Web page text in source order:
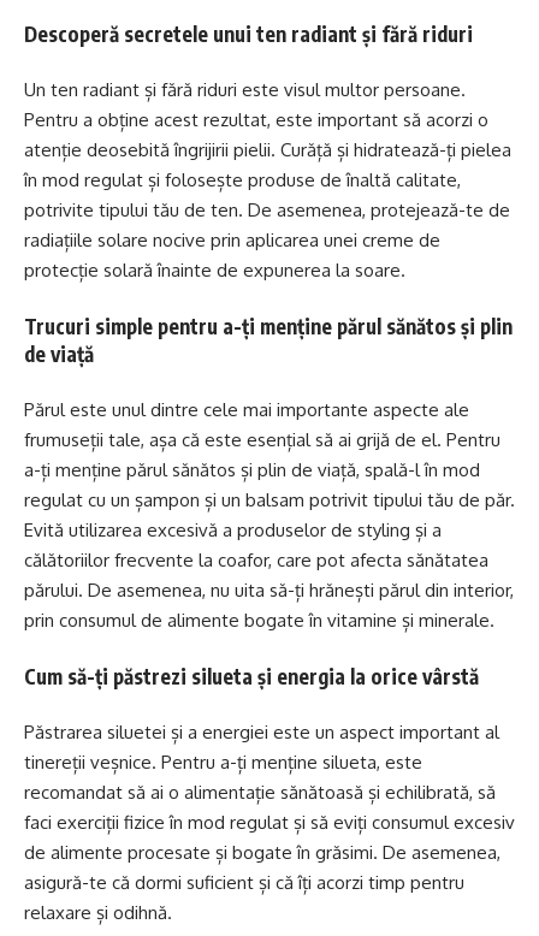
Descoperă secretele unui ten radiant și fără riduri
Un ten radiant și fără riduri este visul multor persoane.
Pentru a obține acest rezultat, este important să acorzi o
atenție deosebită îngrijirii pielii. Curăță și hidratează-ți pielea
în mod regulat și folosește produse de înaltă calitate,
potrivite tipului tău de ten. De asemenea, protejează-te de
radiațiile solare nocive prin aplicarea unei creme de
protecție solară înainte de expunerea la soare.
Trucuri simple pentru a-ți menține părul sănătos și plin
de viață
Părul este unul dintre cele mai importante aspecte ale
frumuseții tale, așa că este esențial să ai grijă de el. Pentru
a-ți menține părul sănătos și plin de viață, spală-l în mod
regulat cu un șampon și un balsam potrivit tipului tău de păr.
Evită utilizarea excesivă a produselor de styling și a
călătoriilor frecvente la coafor, care pot afecta sănătatea
părului. De asemenea, nu uita să-ți hrănești părul din interior,
prin consumul de alimente bogate în vitamine și minerale.
Cum să-ți păstrezi silueta și energia la orice vârstă
Păstrarea siluetei și a energiei este un aspect important al
tinereții veșnice. Pentru a-ți menține silueta, este
recomandat să ai o alimentație sănătoasă și echilibrată, să
faci exerciții fizice în mod regulat și să eviți consumul excesiv
de alimente procesate și bogate în grăsimi. De asemenea,
asigură-te că dormi suficient și că îți acorzi timp pentru
relaxare și odihnă.